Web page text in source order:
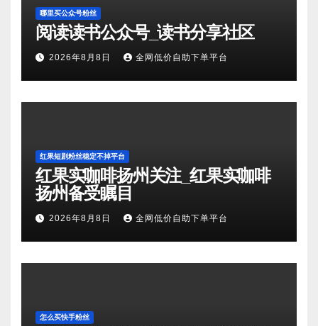
哪里买公众号粉丝
阅读读书公众号_读书分享社区
2026年8月8日 全网低价自助下单平台
红果短剧粉丝稳定不掉平台
红果实咖啡扬州关注_红果实咖啡
扬州备受瞩目
2026年8月8日 全网低价自助下单平台
怎么买快手粉丝